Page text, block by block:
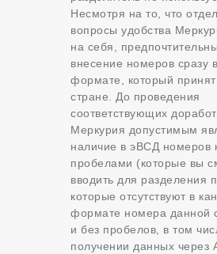
Несмотря на то, что
вопросы удобства
на себя,
внесение номеров сразу
формате, который
стране. До проведения
соответствующих
Меркурия допустимым
наличие в эВСД номеров
пробелами (которые вы
вводить для разделения
которые отсутствуют в
формате номера данной
и без пробелов, в том
получении данных через